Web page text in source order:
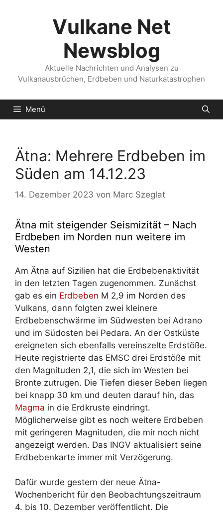
Vulkane Net
Newsblog
Aktuelle Nachrichten und Analysen zu
Vulkanausbrüchen, Erdbeben und Naturkatastrophen
Menü
Ätna: Mehrere Erdbeben im
Süden am 14.12.23
14. Dezember 2023 von Marc Szeglat
Ätna mit steigender Seismizität – Nach
Erdbeben im Norden nun weitere im
Westen
Am Ätna auf Sizilien hat die Erdbebenaktivität
in den letzten Tagen zugenommen. Zunächst
gab es ein Erdbeben M 2,9 im Norden des
Vulkans, dann folgten zwei kleinere
Erdbebenschwärme im Südwesten bei Adrano
und im Südosten bei Pedara. An der Ostküste
ereigneten sich ebenfalls vereinszelte Erdstöße.
Heute registrierte das EMSC drei Erdstöße mit
den Magnituden 2,1, die sich im Westen bei
Bronte zutrugen. Die Tiefen dieser Beben liegen
bei knapp 30 km und deuten darauf hin, das
Magma in die Erdkruste eindringt.
Möglicherweise gibt es noch weitere Erdbeben
mit geringeren Magnituden, die mir noch nicht
angezeigt werden. Das INGV aktualisiert seine
Erdbebenkarte immer mit Verzögerung.
Dafür wurde gestern der neue Ätna-
Wochenbericht für den Beobachtungszeitraum
4. bis 10. Dezember veröffentlicht. Die